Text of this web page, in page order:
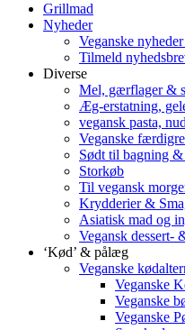
Grillmad
Nyheder
Veganske
Tilmeld
Diverse
Mel, gærflager &
Æg-erstatning,
vegansk pasta,
Veganske
Sødt til bagning
Storkøb
Til vegansk
Krydderier &
Asiatisk mad og
Vegansk dessert-
‘Kød’ & pålæg
Veganske
Veganske
Veganske
Veganske